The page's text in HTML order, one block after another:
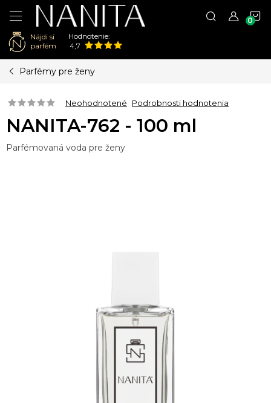
Nájdi si
parfém
Hodnotenie:
4,7
Parfémy pre ženy
Neohodnotené Podrobnosti hodnotenia
NANITA-762 - 100 ml
Parfémovaná voda pre ženy